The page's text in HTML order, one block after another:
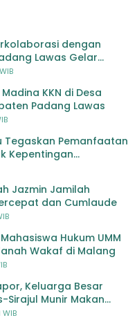
dengan
Lawas Gelar
se-Kabupaten Padang
KKN di Desa
Padang Lawas
Tegaskan Pemanfaatan
Kepentingan
Jazmin Jamilah
dan Cumlaude
Hukum UMM
Wakaf di Malang
Keluarga Besar
Sirajul Munir Makan
Awal Semester